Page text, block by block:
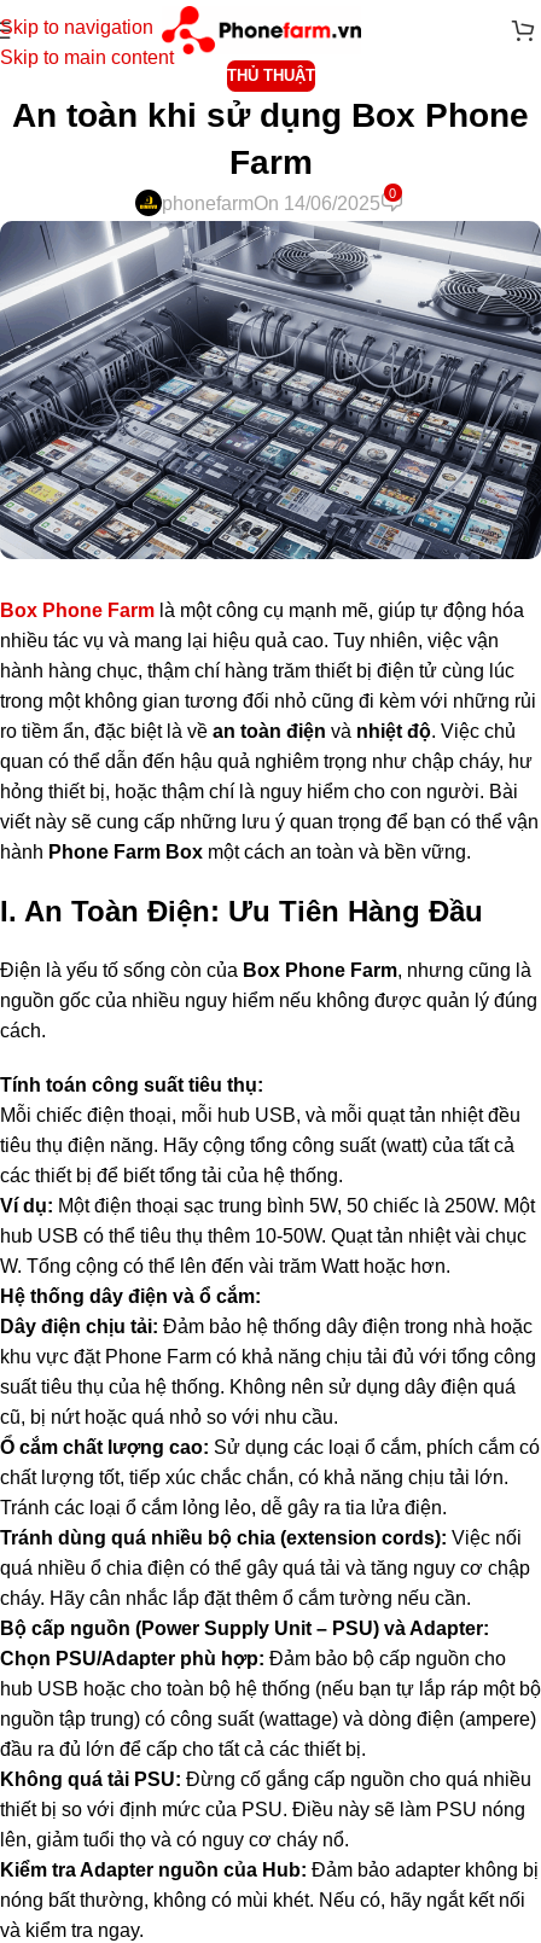
Skip to navigation
Skip to main content
THỦ THUẬT
An toàn khi sử dụng Box Phone
Farm
phonefarmOn 14/06/2025
0
Box Phone Farm là một công cụ mạnh mẽ, giúp tự động hóa
nhiều tác vụ và mang lại hiệu quả cao. Tuy nhiên, việc vận
hành hàng chục, thậm chí hàng trăm thiết bị điện tử cùng lúc
trong một không gian tương đối nhỏ cũng đi kèm với những rủi
ro tiềm ẩn, đặc biệt là về an toàn điện và nhiệt độ. Việc chủ
quan có thể dẫn đến hậu quả nghiêm trọng như chập cháy, hư
hỏng thiết bị, hoặc thậm chí là nguy hiểm cho con người. Bài
viết này sẽ cung cấp những lưu ý quan trọng để bạn có thể vận
hành Phone Farm Box một cách an toàn và bền vững.
I. An Toàn Điện: Ưu Tiên Hàng Đầu
Điện là yếu tố sống còn của Box Phone Farm, nhưng cũng là
nguồn gốc của nhiều nguy hiểm nếu không được quản lý đúng
cách.
Tính toán công suất tiêu thụ:
Mỗi chiếc điện thoại, mỗi hub USB, và mỗi quạt tản nhiệt đều
tiêu thụ điện năng. Hãy cộng tổng công suất (watt) của tất cả
các thiết bị để biết tổng tải của hệ thống.
Ví dụ: Một điện thoại sạc trung bình 5W, 50 chiếc là 250W. Một
hub USB có thể tiêu thụ thêm 10-50W. Quạt tản nhiệt vài chục
W. Tổng cộng có thể lên đến vài trăm Watt hoặc hơn.
Hệ thống dây điện và ổ cắm:
Dây điện chịu tải: Đảm bảo hệ thống dây điện trong nhà hoặc
khu vực đặt Phone Farm có khả năng chịu tải đủ với tổng công
suất tiêu thụ của hệ thống. Không nên sử dụng dây điện quá
cũ, bị nứt hoặc quá nhỏ so với nhu cầu.
Ổ cắm chất lượng cao: Sử dụng các loại ổ cắm, phích cắm có
chất lượng tốt, tiếp xúc chắc chắn, có khả năng chịu tải lớn.
Tránh các loại ổ cắm lỏng lẻo, dễ gây ra tia lửa điện.
Tránh dùng quá nhiều bộ chia (extension cords): Việc nối
quá nhiều ổ chia điện có thể gây quá tải và tăng nguy cơ chập
cháy. Hãy cân nhắc lắp đặt thêm ổ cắm tường nếu cần.
Bộ cấp nguồn (Power Supply Unit – PSU) và Adapter:
Chọn PSU/Adapter phù hợp: Đảm bảo bộ cấp nguồn cho
hub USB hoặc cho toàn bộ hệ thống (nếu bạn tự lắp ráp một bộ
nguồn tập trung) có công suất (wattage) và dòng điện (ampere)
đầu ra đủ lớn để cấp cho tất cả các thiết bị.
Không quá tải PSU: Đừng cố gắng cấp nguồn cho quá nhiều
thiết bị so với định mức của PSU. Điều này sẽ làm PSU nóng
lên, giảm tuổi thọ và có nguy cơ cháy nổ.
Kiểm tra Adapter nguồn của Hub: Đảm bảo adapter không bị
nóng bất thường, không có mùi khét. Nếu có, hãy ngắt kết nối
và kiểm tra ngay.